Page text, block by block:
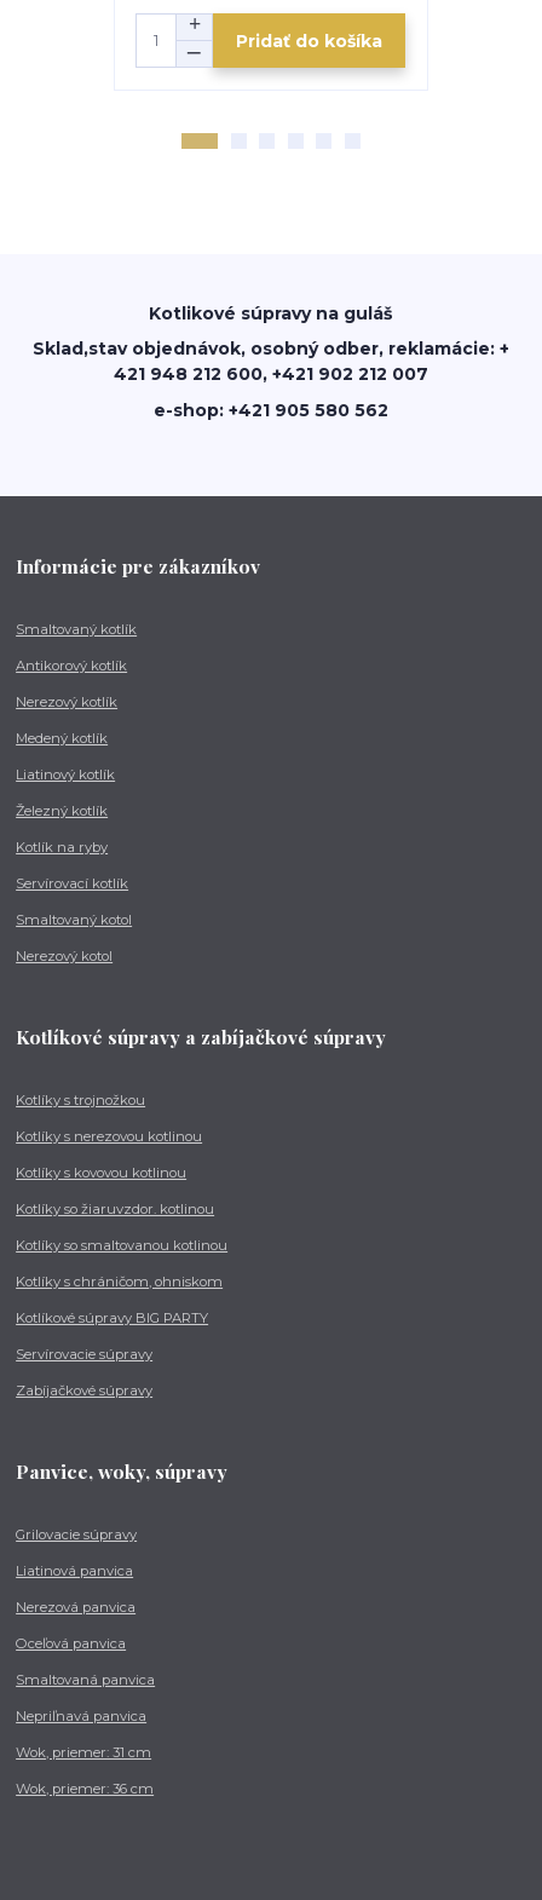
Pridať do košíka
Kotlikové súpravy na guláš
Sklad,stav objednávok, osobný odber, reklamácie: +
421 948 212 600, +421 902 212 007
e-shop: +421 905 580 562
Informácie pre zákazníkov
Smaltovaný kotlík
Antikorový kotlík
Nerezový kotlík
Medený kotlík
Liatinový kotlík
Železný kotlík
Kotlík na ryby
Servírovací kotlík
Smaltovaný kotol
Nerezový kotol
Kotlíkové súpravy a zabíjačkové súpravy
Kotlíky s trojnožkou
Kotlíky s nerezovou kotlinou
Kotlíky s kovovou kotlinou
Kotlíky so žiaruvzdor. kotlinou
Kotlíky so smaltovanou kotlinou
Kotlíky s chráničom, ohniskom
Kotlíkové súpravy BIG PARTY
Servírovacie súpravy
Zabíjačkové súpravy
Panvice, woky, súpravy
Grilovacie súpravy
Liatinová panvica
Nerezová panvica
Oceľová panvica
Smaltovaná panvica
Nepriľnavá panvica
Wok, priemer: 31 cm
Wok, priemer: 36 cm